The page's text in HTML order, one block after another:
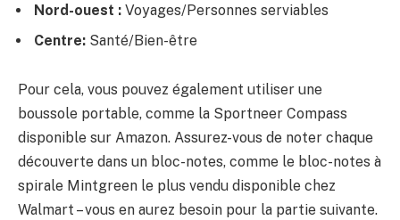
Nord-ouest : Voyages/Personnes serviables
Centre: Santé/Bien-être
Pour cela, vous pouvez également utiliser une
boussole portable, comme la Sportneer Compass
disponible sur Amazon. Assurez-vous de noter chaque
découverte dans un bloc-notes, comme le bloc-notes à
spirale Mintgreen le plus vendu disponible chez
Walmart – vous en aurez besoin pour la partie suivante.